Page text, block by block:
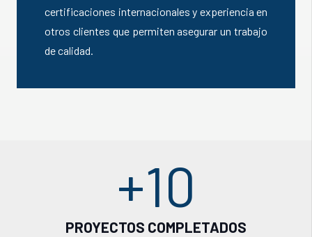
certificaciones internacionales y experiencia en
otros clientes que permiten asegurar un trabajo
de calidad.
+10
PROYECTOS COMPLETADOS